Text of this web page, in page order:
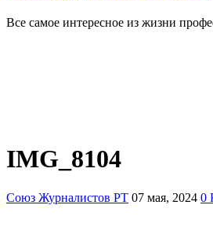
Все самое интересное из жизни
IMG_8104
Союз Журналистов РТ 07 мая, 2024 0